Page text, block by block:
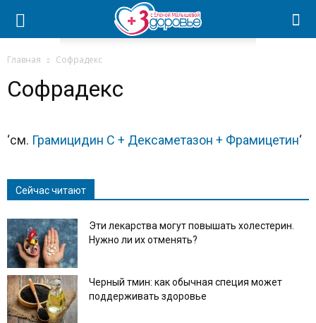
Главная Софрадекс
Софрадекс
‘см. Грамицидин С + Дексаметазон + Фрамицетин‘
Сейчас читают
Эти лекарства могут повышать холестерин.
Нужно ли их отменять?
Черный тмин: как обычная специя может
поддерживать здоровье